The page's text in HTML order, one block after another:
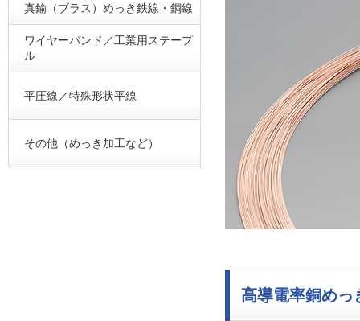
高導電率銅めっ
真鍮（ブラス）めっき鉄線・鋼線
ワイヤーバンド／工業用ステープ
ル
平圧線／特殊形状平線
その他（めっき加工など）